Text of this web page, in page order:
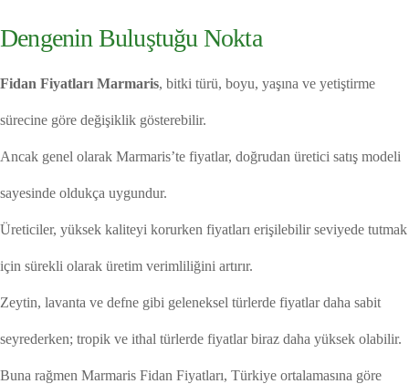
Dengenin Buluştuğu Nokta
Fidan Fiyatları Marmaris, bitki türü, boyu, yaşına ve yetiştirme
sürecine göre değişiklik gösterebilir.
Ancak genel olarak Marmaris’te fiyatlar, doğrudan üretici satış modeli
sayesinde oldukça uygundur.
Üreticiler, yüksek kaliteyi korurken fiyatları erişilebilir seviyede tutmak
için sürekli olarak üretim verimliliğini artırır.
Zeytin, lavanta ve defne gibi geleneksel türlerde fiyatlar daha sabit
seyrederken; tropik ve ithal türlerde fiyatlar biraz daha yüksek olabilir.
Buna rağmen Marmaris Fidan Fiyatları, Türkiye ortalamasına göre